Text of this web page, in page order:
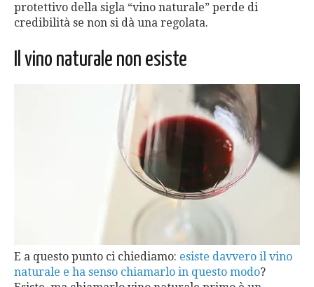
protettivo della sigla “vino naturale” perde di
credibilità se non si dà una regolata.
Il vino naturale non esiste
E a questo punto ci chiediamo: esiste davvero il vino
naturale e ha senso chiamarlo in questo modo?